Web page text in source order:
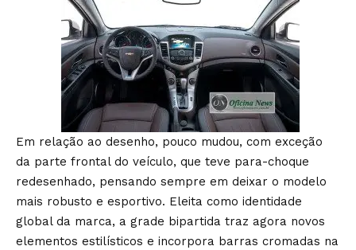
Em relação ao desenho, pouco mudou, com exceção
da parte frontal do veículo, que teve para-choque
redesenhado, pensando sempre em deixar o modelo
mais robusto e esportivo. Eleita como identidade
global da marca, a grade bipartida traz agora novos
elementos estilísticos e incorpora barras cromadas na